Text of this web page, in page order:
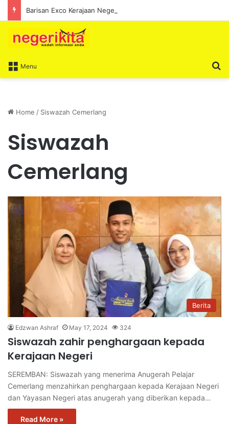
Menu
Home / Siswazah Cemerlang
Siswazah
Cemerlang
Berita
Edzwan Ashraf May 17, 2024 324
Siswazah zahir penghargaan kepada
Kerajaan Negeri
SEREMBAN: Siswazah yang menerima Anugerah Pelajar
Cemerlang menzahirkan penghargaan kepada Kerajaan Negeri
dan Yayasan Negeri atas anugerah yang diberikan kepada…
Read More »